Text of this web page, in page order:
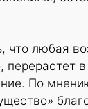
что любая
перерастет
По